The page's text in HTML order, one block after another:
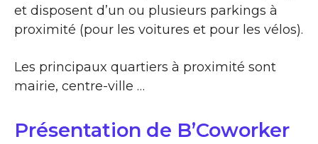
et disposent d’un ou plusieurs parkings à
proximité (pour les voitures et pour les vélos).
Les principaux quartiers à proximité sont
mairie, centre-ville …
Présentation de B’Coworker